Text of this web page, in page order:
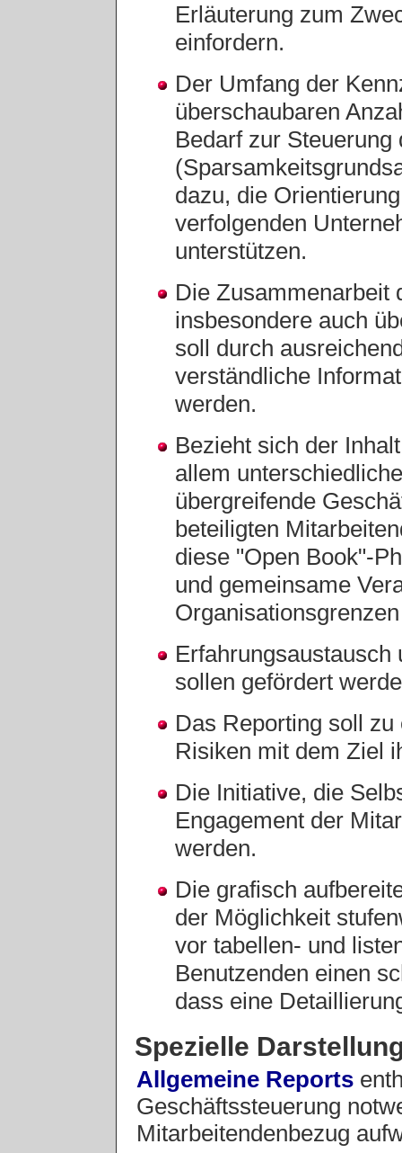
Erläuterung zum
einfordern.
Der Umfang der
überschaubaren
Bedarf zur Steuerung
dazu, die
verfolgenden
unterstützen.
Die Zusammenarbeit
insbesondere auch
soll durch
verständliche
werden.
Bezieht sich der
allem
übergreifende
beteiligten
diese "Open Book"-
und gemeinsame
sollen gefördert
Das Reporting soll
Risiken mit dem Ziel
Die Initiative, die
Engagement der
werden.
Die grafisch
der Möglichkeit
vor tabellen- und
Benutzenden einen
dass eine
Spezielle
Allgemeine Reports
Geschäftssteuerung
Mitarbeitendenbezug